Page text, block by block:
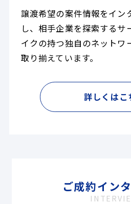
譲渡希望の案件情報をイン
し、相手企業を探索するサ
イクの持つ独自のネットワ
取り揃えています。
詳しくはこ
ご成約イン